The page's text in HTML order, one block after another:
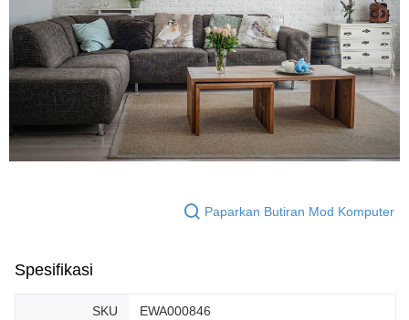
Paparkan Butiran Mod Komputer
Spesifikasi
SKU EWA000846